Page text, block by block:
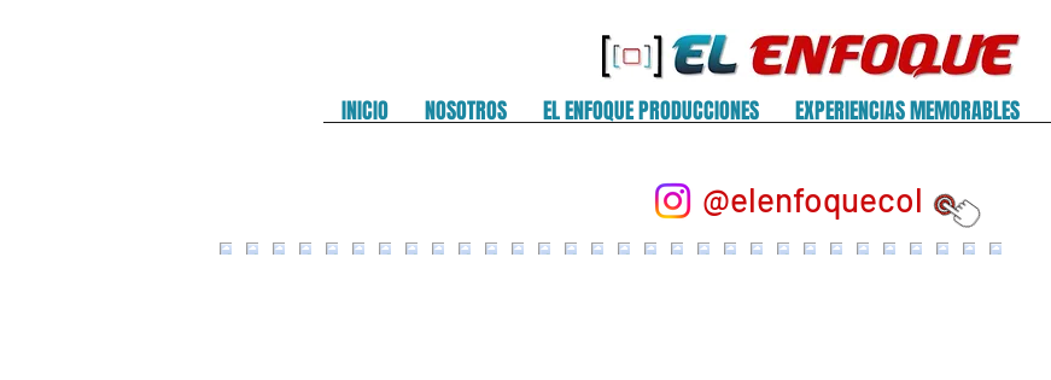
INICIO NOSOTROS EL ENFOQUE PRODUCCIONES EXPERIENCIAS MEMORABLES
@elenfoquecol